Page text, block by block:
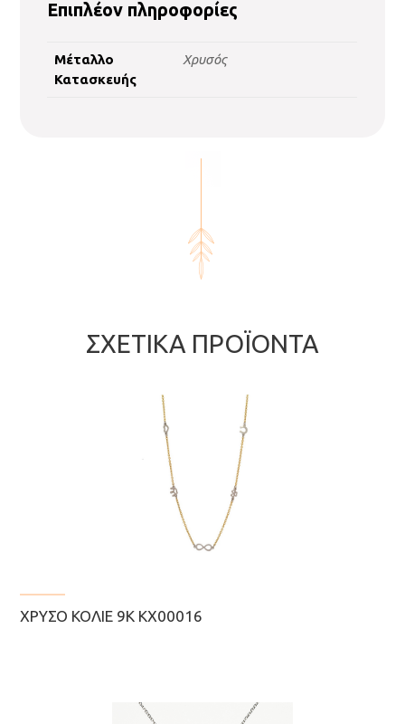
Επιπλέον πληροφορίες
Μέταλλο
Κατασκευής
Χρυσός
ΣΧΕΤΙΚΆ ΠΡΟΪΌΝΤΑ
ΧΡΥΣΌ ΚΟΛΙΈ 9Κ ΚΧ00016